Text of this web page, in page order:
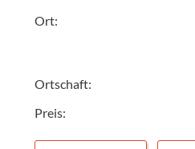
Ort:
Ortschaft:
Preis: